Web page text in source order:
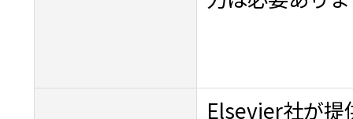
Elsevier社が提